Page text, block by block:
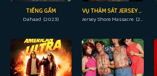
TIẾNG GẦM
Dahaad (2023)
VỤ THẢM SÁT JERSEY SHORE
Jersey Shore Massacre (2014)